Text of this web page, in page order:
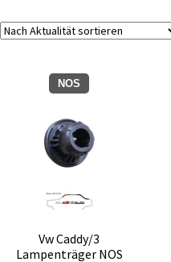
NOS
Vw Caddy/3
Lampenträger NOS